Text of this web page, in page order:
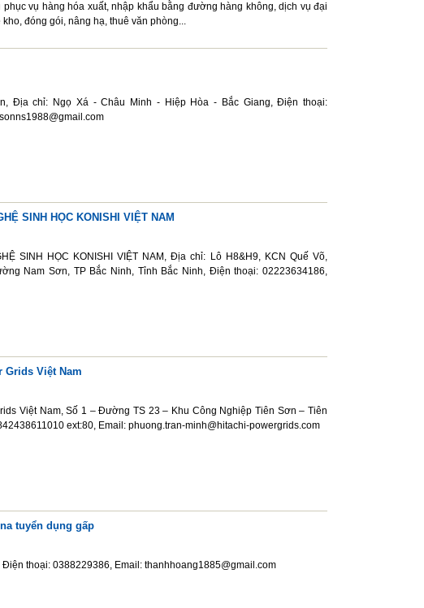
vụ hàng hóa xuất, nhập khẩu bằng đường hàng không, dịch vụ đại
đóng gói, nâng hạ, thuê văn phòng...
Địa chỉ: Ngọ Xá - Châu Minh - Hiệp Hòa - Bắc Giang, Điện thoại:
SINH HỌC KONISHI VIỆT NAM
SINH HỌC KONISHI VIỆT NAM, Địa chỉ: Lô H8&H9, KCN Quế Võ,
Nam Sơn, TP Bắc Ninh, Tỉnh Bắc Ninh, Điện thoại: 02223634186,
Grids Việt Nam
Việt Nam, Số 1 – Đường TS 23 – Khu Công Nghiệp Tiên Sơn – Tiên
ext:80, Email: phuong.tran-minh@hitachi-powergrids.com
tuyển dụng gấp
thoại: 0388229386, Email: thanhhoang1885@gmail.com